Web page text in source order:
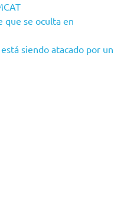
que se oculta en
siendo atacado por un